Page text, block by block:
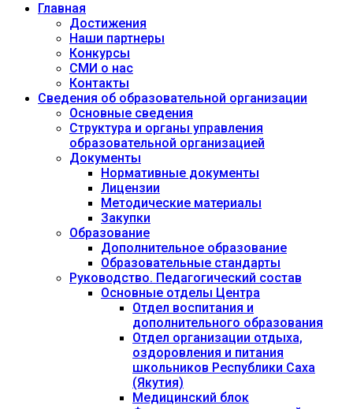
Главная
Достижения
Наши партнеры
Конкурсы
СМИ о нас
Контакты
Сведения об образовательной организации
Основные сведения
Структура и органы управления
образовательной организацией
Документы
Нормативные документы
Лицензии
Методические материалы
Закупки
Образование
Дополнительное образование
Образовательные стандарты
Руководство. Педагогический состав
Основные отделы Центра
Отдел воспитания и
дополнительного образования
Отдел организации отдыха,
оздоровления и питания
школьников Республики Саха
(Якутия)
Медицинский блок